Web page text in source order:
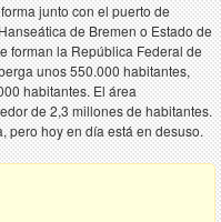
junto con el puerto de
de Bremen o Estado de
forman la República Federal de
unos 550.000 habitantes,
habitantes. El área
de 2,3 millones de habitantes.
pero hoy en día está en desuso.